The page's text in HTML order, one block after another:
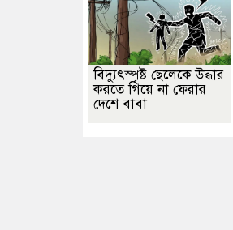
বিদ্যুৎস্পৃষ্ট ছেলেকে উদ্ধার
করতে গিয়ে না ফেরার
দেশে বাবা